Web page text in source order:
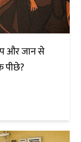
और जान से
पीछे?